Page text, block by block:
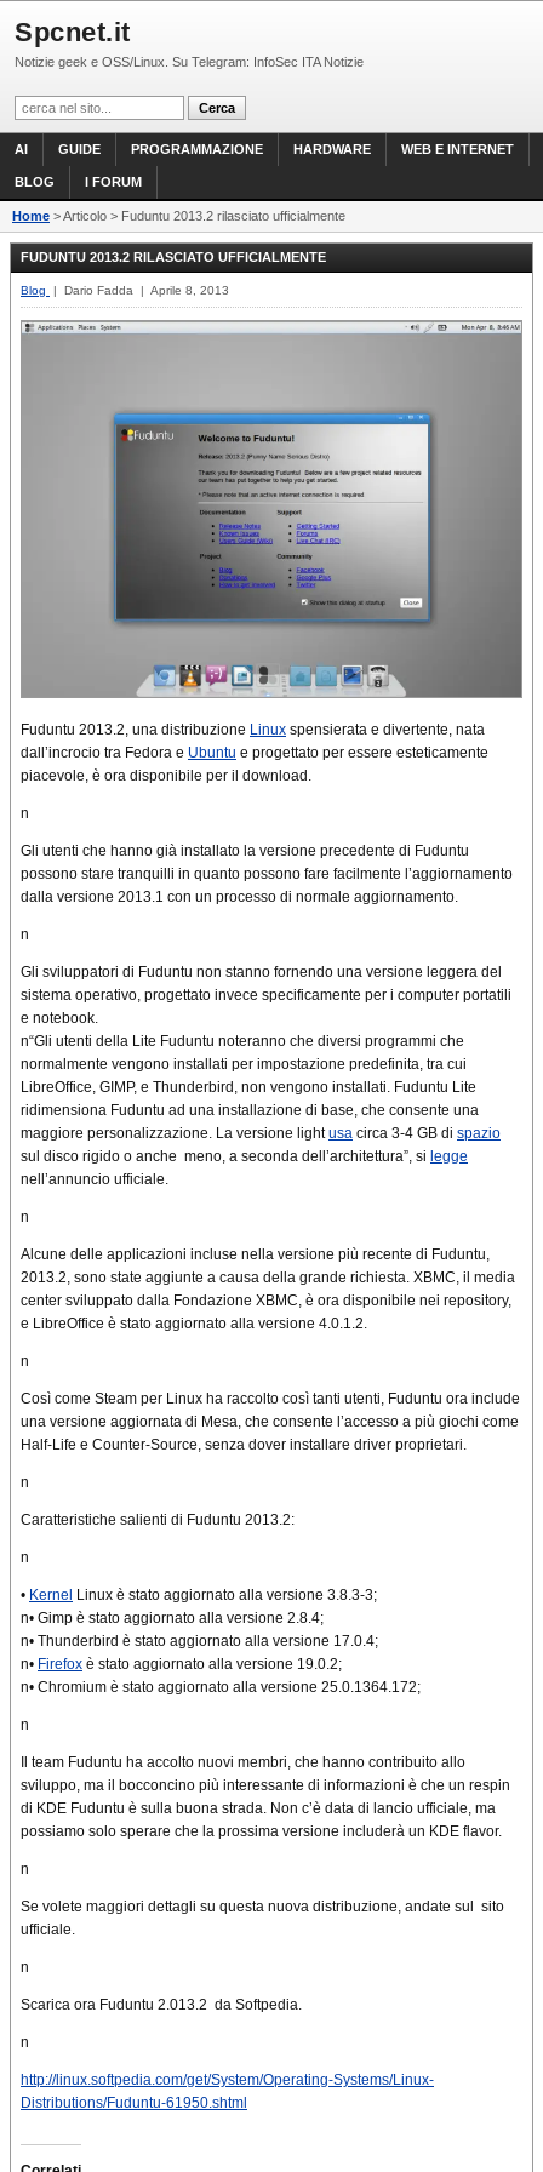
Spcnet.it
Notizie geek e OSS/Linux. Su Telegram: InfoSec ITA Notizie
AI GUIDE PROGRAMMAZIONE HARDWARE WEB E INTERNET
BLOG I FORUM
Home > Articolo > Fuduntu 2013.2 rilasciato ufficialmente
FUDUNTU 2013.2 RILASCIATO UFFICIALMENTE
Blog | Dario Fadda | Aprile 8, 2013
Fuduntu 2013.2, una distribuzione Linux spensierata e divertente, nata
dall’incrocio tra Fedora e Ubuntu e progettato per essere esteticamente
piacevole, è ora disponibile per il download.
n
Gli utenti che hanno già installato la versione precedente di Fuduntu
possono stare tranquilli in quanto possono fare facilmente l’aggiornamento
dalla versione 2013.1 con un processo di normale aggiornamento.
n
Gli sviluppatori di Fuduntu non stanno fornendo una versione leggera del
sistema operativo, progettato invece specificamente per i computer portatili
e notebook.
n“Gli utenti della Lite Fuduntu noteranno che diversi programmi che
normalmente vengono installati per impostazione predefinita, tra cui
LibreOffice, GIMP, e Thunderbird, non vengono installati. Fuduntu Lite
ridimensiona Fuduntu ad una installazione di base, che consente una
maggiore personalizzazione. La versione lightusa circa 3-4 GB di spazio
sul disco rigido o anche meno, a seconda dell’architettura”, si legge
nell’annuncio ufficiale.
n
Alcune delle applicazioni incluse nella versione più recente di Fuduntu,
2013.2, sono state aggiunte a causa della grande richiesta. XBMC, il media
center sviluppato dalla Fondazione XBMC, è ora disponibile nei repository,
e LibreOffice è stato aggiornato alla versione 4.0.1.2.
n
Così come Steam per Linux ha raccolto così tanti utenti, Fuduntu ora include
una versione aggiornata di Mesa, che consente l’accesso a più giochi come
Half-Life e Counter-Source, senza dover installare driver proprietari.
n
Caratteristiche salienti di Fuduntu 2013.2:
n
• Kernel Linux è stato aggiornato alla versione 3.8.3-3;
n• Gimp è stato aggiornato alla versione 2.8.4;
n• Thunderbird è stato aggiornato alla versione 17.0.4;
n• Firefox è stato aggiornato alla versione 19.0.2;
n• Chromium è stato aggiornato alla versione 25.0.1364.172;
n
Il team Fuduntu ha accolto nuovi membri, che hanno contribuito allo
sviluppo, ma il bocconcino più interessante di informazioni è che un respin
di KDE Fuduntu è sulla buona strada. Non c’è data di lancio ufficiale, ma
possiamo solo sperare che la prossima versione includerà un KDE flavor.
n
Se volete maggiori dettagli su questa nuova distribuzione, andate sul sito
ufficiale.
n
Scarica ora Fuduntu 2.013.2 da Softpedia.
n
http://linux.softpedia.com/get/System/Operating-Systems/Linux-
Distributions/Fuduntu-61950.shtml